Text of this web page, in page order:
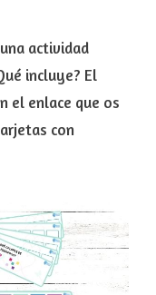
actividad
incluye? El
el enlace que os
con